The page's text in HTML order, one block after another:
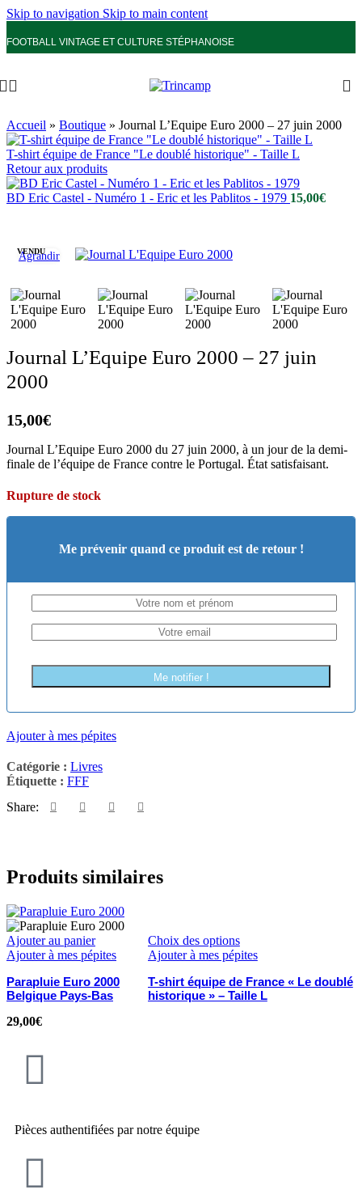
Skip to navigation Skip to main content
FOOTBALL VINTAGE ET CULTURE STÉPHANOISE
Accueil » Boutique » Journal L’Equipe Euro 2000 – 27 juin 2000
T-shirt équipe de France "Le doublé historique" - Taille L
Retour aux produits
BD Eric Castel - Numéro 1 - Eric et les Pablitos - 1979 15,00€
VENDU
Agrandir
Journal L’Equipe Euro 2000 – 27 juin
2000
15,00€
Journal L’Equipe Euro 2000 du 27 juin 2000, à un jour de la demi-
finale de l’équipe de France contre le Portugal. État satisfaisant.
Rupture de stock
Me prévenir quand ce produit est de retour !
Me notifier !
Ajouter à mes pépites
Catégorie : Livres
Étiquette : FFF
Share:
Produits similaires
Ajouter au panier
Ajouter à mes pépites
Parapluie Euro 2000
Belgique Pays-Bas
29,00€
Choix des options
Ajouter à mes pépites
T-shirt équipe de France « Le doublé
historique » – Taille L
Pièces authentifiées par notre équipe